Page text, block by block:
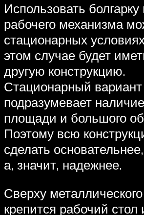
Использовать болгарку
рабочего механизма
стационарных
этом случае будет
другую конструкцию.
Стационарный вариант
подразумевает
площади и большого
Поэтому всю
сделать
а, значит, надежнее.
Сверху
крепится рабочий